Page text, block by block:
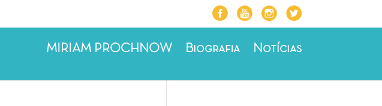
MIRIAM PROCHNOW Biografia Notícias